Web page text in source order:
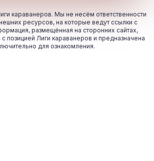
караванеров. Мы не несём ответственности
ресурсов, на которые ведут ссылки с
размещённая на сторонних сайтах,
позицией Лиги караванеров и предназначена
для ознакомления.